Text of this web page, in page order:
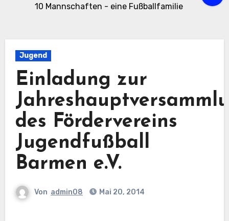
10 Mannschaften - eine Fußballfamilie
Jugend
Einladung zur
des Fördervereins
Jugendfußball
Barmen e.V.
Von admin08 Mai 20, 2014